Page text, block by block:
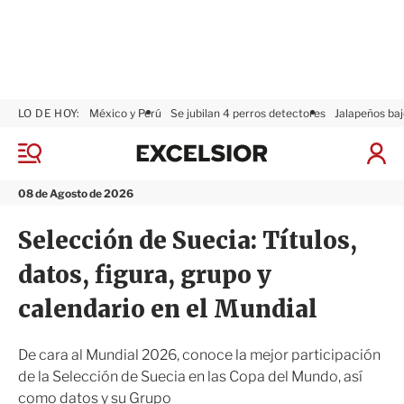
M
n
08 de Agosto de 2026
LO DE HOY: México y Perú Se jubilan 4 perros detectores Jalapeños
I
ó
x
s
i
r
Selección de Suecia: Títulos,
datos, figura, grupo y
calendario en el Mundial
De cara al Mundial 2026, conoce la mejor participación
de la Selección de Suecia en las Copa del Mundo, así
como datos y su Grupo